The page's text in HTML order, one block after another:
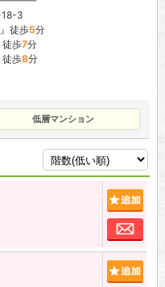
18-3
』徒歩5分
徒歩7分
徒歩8分
低層マンション
お